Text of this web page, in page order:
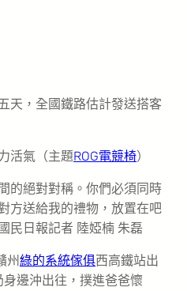
，全國鐵路估計發送搭客
氣（主題ROG電競椅）
的絕對對稱。你們必須同時
方送給我的禮物，放置在吧
日報記者 陸婭楠 朱磊
州綠的系統傢俱西高鐵站出
邊沖出往，撲進爸爸懷